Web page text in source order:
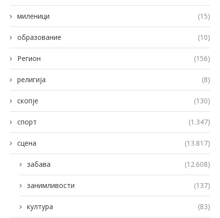
миленици (15)
образование (10)
Регион (156)
религија (8)
скопје (130)
спорт (1.347)
сцена (13.817)
забава (12.608)
занимливости (137)
култура (83)